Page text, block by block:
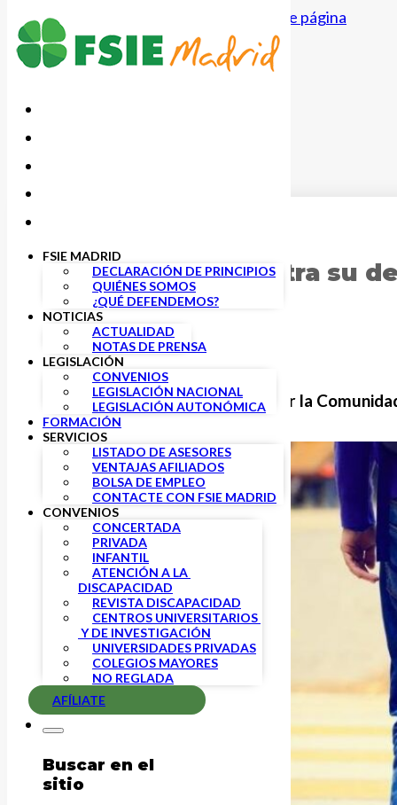
Saltar al contenido principal Saltar al pie de página
FSIE MADRID
DECLARACIÓN DE PRINCIPIOS
QUIÉNES SOMOS
¿QUÉ DEFENDEMOS?
NOTICIAS
ACTUALIDAD
NOTAS DE PRENSA
LEGISLACIÓN
CONVENIOS
LEGISLACIÓN NACIONAL
LEGISLACIÓN AUTONÓMICA
FORMACIÓN
SERVICIOS
LISTADO DE ASESORES
VENTAJAS AFILIADOS
BOLSA DE EMPLEO
CONTACTE CON FSIE MADRID
CONVENIOS
CONCERTADA
PRIVADA
INFANTIL
ATENCIÓN A LA
DISCAPACIDAD
REVISTA DISCAPACIDAD
CENTROS UNIVERSITARIOS
Y DE INVESTIGACIÓN
UNIVERSIDADES PRIVADAS
COLEGIOS MAYORES
NO REGLADA
AFÍLIATE
Buscar en el
sitio
FSIE Madrid muestra su
escolar
Ante las medidas anunciadas por la